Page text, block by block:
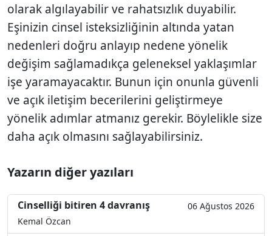
olarak algılayabilir ve rahatsızlık duyabilir.
Eşinizin cinsel isteksizliğinin altında yatan
nedenleri doğru anlayıp nedene yönelik
değişim sağlamadıkça geleneksel yaklaşımlar
işe yaramaya­caktır. Bunun için onunla güvenli
ve açık iletişim becerilerini geliştirmeye
yönelik adımlar atmanız gerekir. Böylelikle size
daha açık olmasını sağlayabilirsiniz.
Yazarın diğer yazıları
Cinselliği bitiren 4 davranış
06 Ağustos 2026
Kemal Özcan